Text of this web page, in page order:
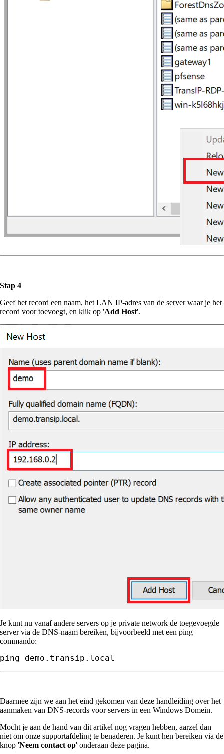
Stap 4
Geef het record een naam, het LAN IP-adres van de server waar je het
record voor toevoegt, en klik op 'Add Host'.
Je kunt nu vanaf andere servers op je private network de toegevoegde
server via de DNS-naam bereiken, bijvoorbeeld met een ping
commando:
ping demo.transip.local
Daarmee zijn we aan het eind gekomen van deze handleiding over het
aanmaken van DNS-records voor servers in een Windows Domein.
Mocht je aan de hand van dit artikel nog vragen hebben, aarzel dan
niet om onze supportafdeling te benaderen. Je kunt hen bereiken via de
knop 'Neem contact op' onderaan deze pagina.